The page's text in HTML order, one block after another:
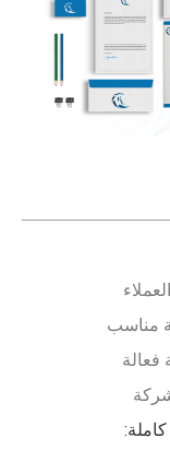
مناسب
فعالة